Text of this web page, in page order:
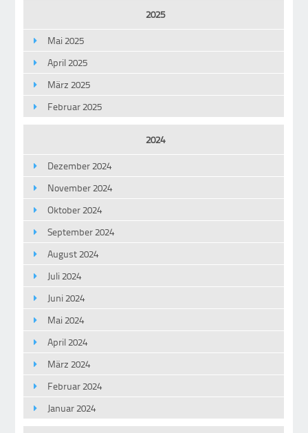
2025
Mai 2025
April 2025
März 2025
Februar 2025
2024
Dezember 2024
November 2024
Oktober 2024
September 2024
August 2024
Juli 2024
Juni 2024
Mai 2024
April 2024
März 2024
Februar 2024
Januar 2024